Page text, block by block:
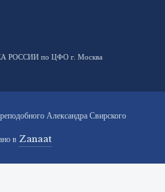
РОССИИ по ЦФО г. Москва
Александра Свирского
в Zanaat